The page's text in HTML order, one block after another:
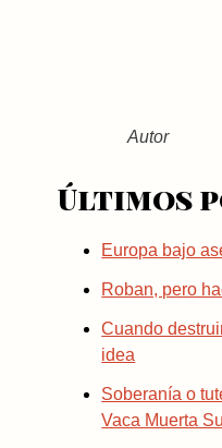
Autor
Últimos
Europa bajo
Roban, pero
Cuando
idea
Soberanía o
Vaca Muerta